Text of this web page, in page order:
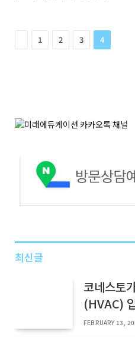
Previous
1 2 3 4
최신글
코네스토
(HVAC)
FEBRUARY 13,